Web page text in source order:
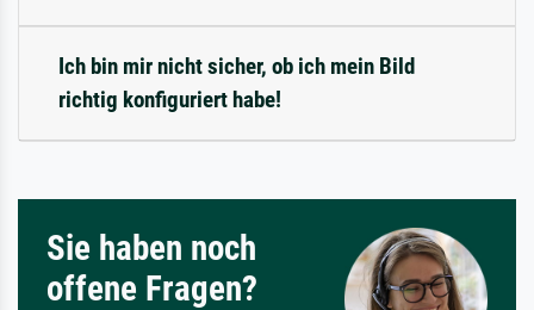
Ich bin mir nicht sicher, ob ich mein Bild
richtig konfiguriert habe!
Sie haben noch
offene Fragen?